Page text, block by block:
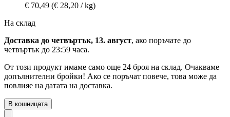
€ 70,49 (€ 28,20 / kg)
На склад
Доставка до четвъртък, 13. август, ако поръчате до
четвъртък до 23:59 часа.
От този продукт имаме само още 24 броя на склад. Очакваме
допълнителни бройки! Ако се поръчат повече, това може да
повлияе на датата на доставка.
В кошницата